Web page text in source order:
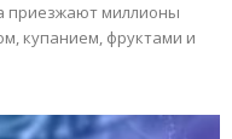
приезжают миллионы
купанием, фруктами и